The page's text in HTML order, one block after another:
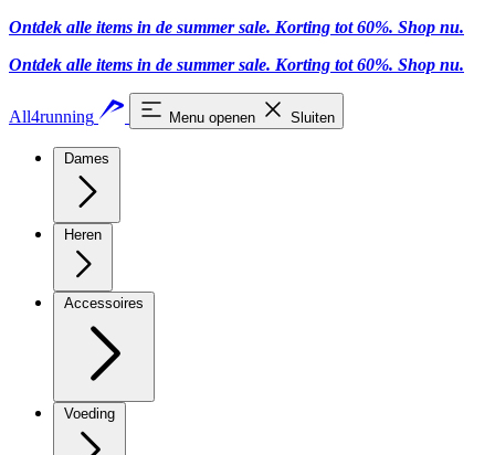
Ontdek alle items in de summer sale. Korting tot 60%. Shop nu.
Ontdek alle items in de summer sale. Korting tot 60%. Shop nu.
All4running Menu openen Sluiten
Dames
Heren
Accessoires
Voeding